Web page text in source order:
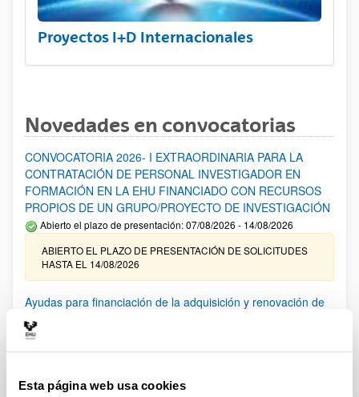
Esta página web usa cookies
Proyectos I+D Internacionales
Novedades en convocatorias
CONVOCATORIA 2026- I EXTRAORDINARIA PARA LA
CONTRATACIÓN DE PERSONAL INVESTIGADOR EN
FORMACIÓN EN LA EHU FINANCIADO CON RECURSOS
PROPIOS DE UN GRUPO/PROYECTO DE INVESTIGACIÓN
Abierto el plazo de presentación: 07/08/2026 - 14/08/2026
ABIERTO EL PLAZO DE PRESENTACIÓN DE SOLICITUDES
HASTA EL 14/08/2026
Ayudas para financiación de la adquisición y renovación de
infraestructura científica y fondos bibliográficos en la
UPV/EHU 2026
Trámite abierto
25/03/2026: Corrección de errores del listado provisional de
solicitudes admitidas y excluidas. 23/03/2026: Relación